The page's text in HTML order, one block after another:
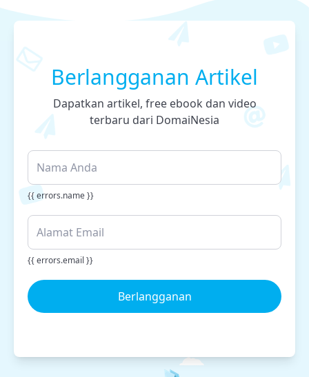
Berlangganan Artikel
Dapatkan artikel, free ebook dan video
terbaru dari DomaiNesia
{{ errors.name }}
{{ errors.email }}
Berlangganan